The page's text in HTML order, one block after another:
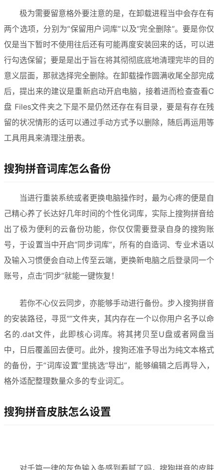
极为需要留意格外要注意的是，在卸载进程当中会存在有
两个选项，分别为“保留用户词库”以及“完全删除”。要是你仅
仅是当下暂时不使用往后还有可能再度安装回来的话，可以进
行勾选保留；要是是出于旨在将其彻彻底底地清理完毕的目的
意义层面，那就选择完全删除。在卸载操作圆满收尾全部完成
后，提出来的建议是重新启动开启电脑，接着进而检查查看C
盘 Files文件夹之下是不是仍然还存在有目录，要是有存在残
留的状况情形的话可以通过手动方式予以删除，随后再运用等
工具用具来清理注册表。
搜狗拼音词库怎么备份
当进行重装系统或者更换电脑操作时，最为心疼的便是自
己精心养了长达好几年时间的个性化词库，实际上搜狗拼音给
出了极为便利的云备份功能，你仅仅需要登录自身的搜狗账
号，于设置当中开启“同步词库”，所有的自造词、专业术语以
及输入习惯便会自动上传至云端，更换新电脑之后登录同一个
账号，点击“同步”就能一键恢复！
若你不心仪云同步，亦能够手动进行备份。步入搜狗拼音
的安装路径，寻觅“”文件夹，其内存在一个以你用户名予以命
名的.dat文件，此即核心词库。将其拷贝至U盘或者网盘当
中，日后覆盖回去便可。此外，搜狗还准予导出为纯文本格式
的备份，于“词库设置”里挑选“导出”，能够编辑之后再导入，
格外适配整理数量众多的专业词汇。
搜狗拼音皮肤怎么设置
对千篇一律的灰色输入条感到看腻了吗，搜狗拼音的皮肤